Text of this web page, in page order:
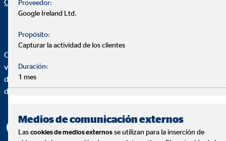
OVB"
OVB Allfinanz España, S.A. es una agencia de seguros
vinculada inscrita en el Registro administrativo de
distribuidores de seguros y reaseguros de la Dirección General
de Seguros y Fondos de Pensiones con la clave AJ0230.
Proveedor:
Google Ireland Ltd.
Propósito:
Capturar la actividad de los clientes
Duración:
1 mes
Medios de comunicación externos
Las cookies de medios externos se utilizan para la inserción de